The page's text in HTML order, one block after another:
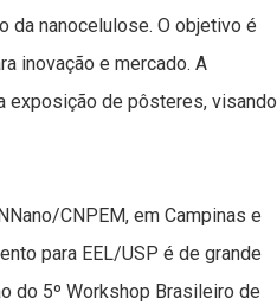
da nanocelulose. O objetivo é
inovação e mercado. A
exposição de pôsteres, visando
CNPEM, em Campinas e
para EEL/USP é de grande
do 5º Workshop Brasileiro de